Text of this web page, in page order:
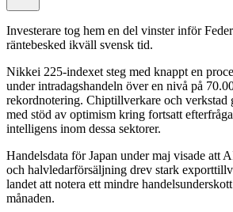
Investerare tog hem en del vinster inför
räntebesked ikväll svensk tid.
Nikkei 225-indexet steg med knappt en
under intradagshandeln över en nivå på
rekordnotering. Chiptillverkare och
med stöd av optimism kring fortsatt
intelligens inom dessa sektorer.
Handelsdata för Japan under maj visade att
och halvledarförsäljning drev stark
landet att notera ett mindre
månaden.